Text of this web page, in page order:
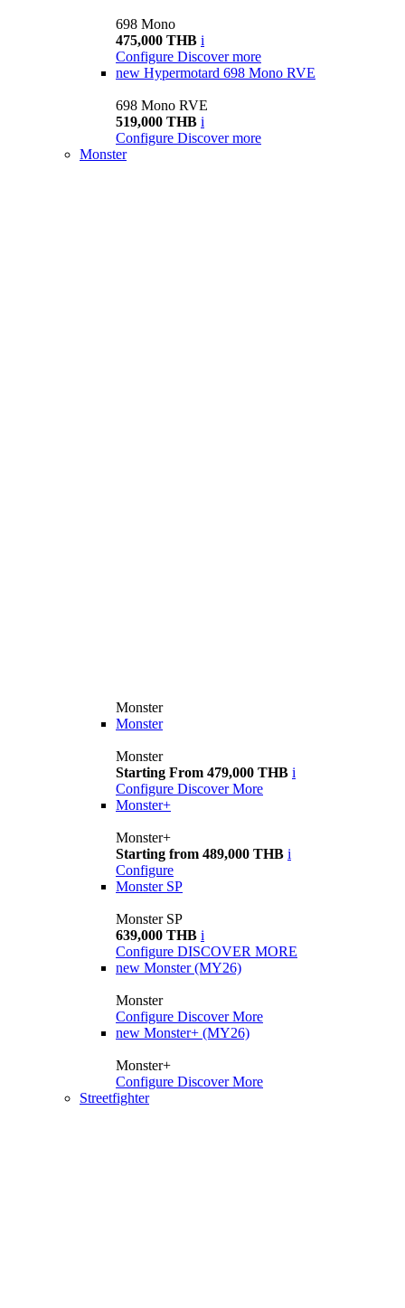
698 Mono
475,000 THB i
Configure Discover more
new Hypermotard 698 Mono RVE
698 Mono RVE
519,000 THB i
Configure Discover more
Monster
Monster
Monster
Monster
Starting From 479,000 THB i
Configure Discover More
Monster+
Monster+
Starting from 489,000 THB i
Configure
Monster SP
Monster SP
639,000 THB i
Configure DISCOVER MORE
new Monster (MY26)
Monster
Configure Discover More
new Monster+ (MY26)
Monster+
Configure Discover More
Streetfighter